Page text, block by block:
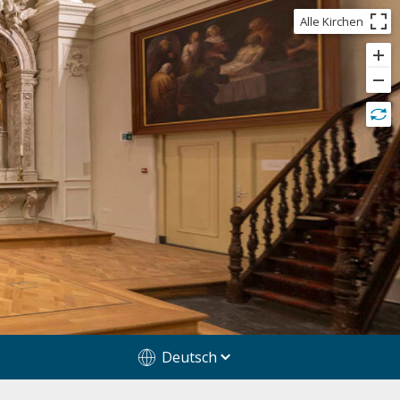
Alle Kirchen
Deutsch